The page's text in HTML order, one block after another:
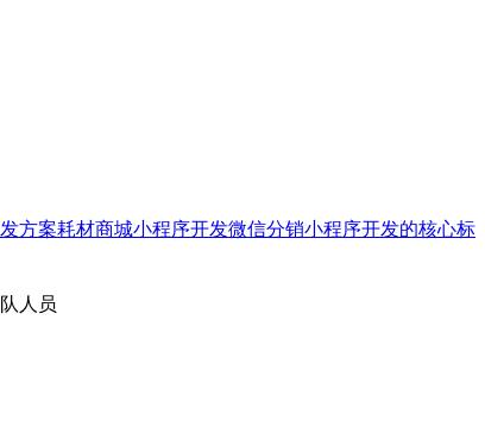
方案耗材商城小程序开发微信分销小程序开发的核心标
人员